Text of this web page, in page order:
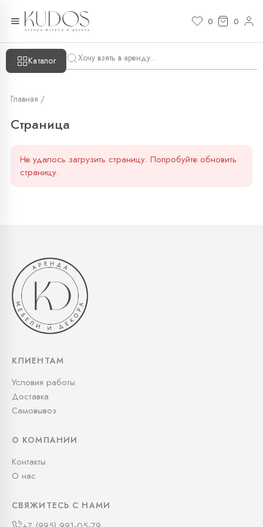
0 0
Каталог
Главная /
Страница
Не удалось загрузить страницу. Попробуйте обновить
страницу.
КЛИЕНТАМ
Условия работы
Доставка
Самовывоз
О КОМПАНИИ
Контакты
О нас
СВЯЖИТЕСЬ С НАМИ